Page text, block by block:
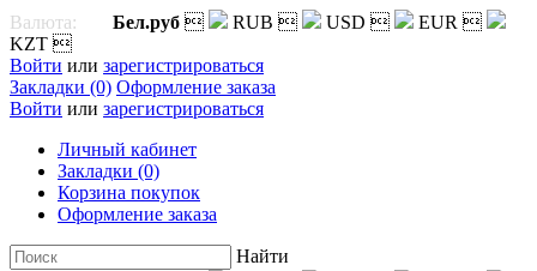
Валюта: Бел.руб  RUB  USD  EUR 
KZT 
Войти или зарегистрироваться
Закладки (0) Оформление заказа
Войти или зарегистрироваться
Личный кабинет
Закладки (0)
Корзина покупок
Оформление заказа
Найти